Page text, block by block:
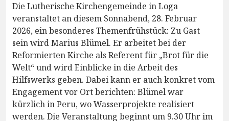
Die Lutherische Kirchengemeinde in Loga
veranstaltet an diesem Sonnabend, 28. Februar
2026, ein besonderes Themenfrühstück: Zu Gast
sein wird Marius Blümel. Er arbeitet bei der
Reformierten Kirche als Referent für „Brot für die
Welt“ und wird Einblicke in die Arbeit des
Hilfswerks geben. Dabei kann er auch konkret vom
Engagement vor Ort berichten: Blümel war
kürzlich in Peru, wo Wasserprojekte realisiert
werden. Die Veranstaltung beginnt um 9.30 Uhr im